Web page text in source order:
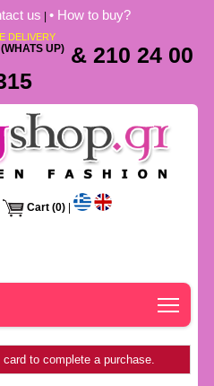
us |• How to buy?
DELIVERY
(WHATS UP) & 210 24 00
Cart (0) |
to complete a purchase.